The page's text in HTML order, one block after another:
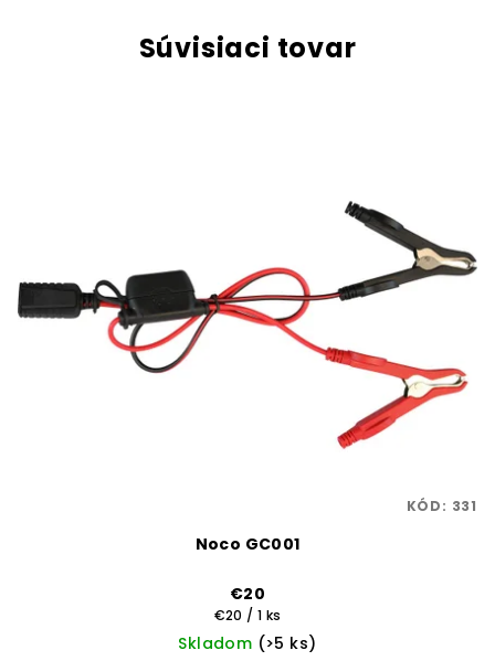
Súvisiaci tovar
Noco GC001
€20
Jednotková
cena:
€20 / 1 ks
Skladom (>5 ks)
KÓD: 331